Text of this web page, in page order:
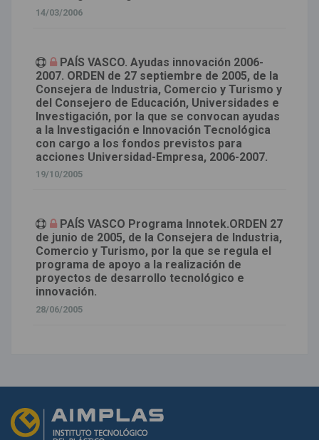
14/03/2006
PAÍS VASCO. Ayudas innovación 2006-
2007. ORDEN de 27 septiembre de 2005, de la
Consejera de Industria, Comercio y Turismo y
del Consejero de Educación, Universidades e
Investigación, por la que se convocan ayudas
a la Investigación e Innovación Tecnológica
con cargo a los fondos previstos para
acciones Universidad-Empresa, 2006-2007.
19/10/2005
PAÍS VASCO Programa Innotek.ORDEN 27
de junio de 2005, de la Consejera de Industria,
Comercio y Turismo, por la que se regula el
programa de apoyo a la realización de
proyectos de desarrollo tecnológico e
innovación.
28/06/2005